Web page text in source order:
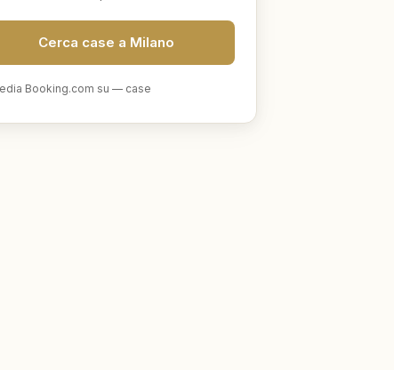
Cerca case a Milano
Booking.com su — case